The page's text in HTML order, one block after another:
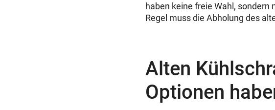
haben keine freie Wahl,
Regel muss die Abholung des
Alten
Optionen